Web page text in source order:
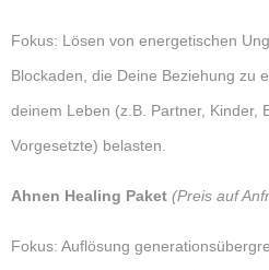
Fokus: Lösen von energetischen
Blockaden, die Deine Beziehung zu
deinem Leben (z.B. Partner, Kinder,
Vorgesetzte) belasten.
Ahnen Healing Paket (Preis auf
Fokus: Auflösung